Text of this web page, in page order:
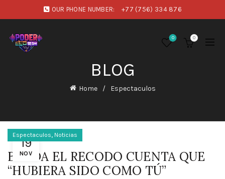
OUR PHONE NUMBER: +77 (756) 334 876
0 0
BLOG
Home Espectaculos
19
NOV
Espectaculos, Noticias
BANDA EL RECODO CUENTA QUE
“HUBIERA SIDO COMO TÚ”